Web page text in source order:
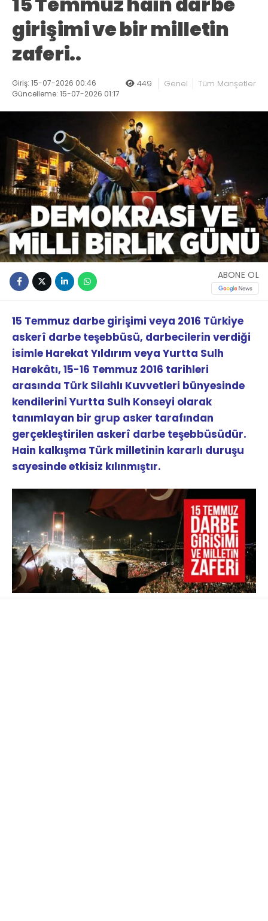
girişimi ve bir milletin
zaferi..
Giriş: 15-07-2026 00:46
Güncelleme: 15-07-2026 01:17
449 Genel Tüm Manşetler
ABONE OL
15 Temmuz darbe girişimi veya 2016 Türkiye
askerî darbe teşebbüsü, darbecilerin verdiği
isimle Harekat Yıldırım veya Yurtta Sulh
Harekâtı, 15-16 Temmuz 2016 tarihleri
arasında Türk Silahlı Kuvvetleri bünyesinde
kendilerini Yurtta Sulh Konseyi olarak
tanımlayan bir grup asker tarafından
gerçekleştirilen askerî darbe teşebbüsüdür.
Hain kalkışma Türk milletinin kararlı duruşu
sayesinde etkisiz kılınmıştır.